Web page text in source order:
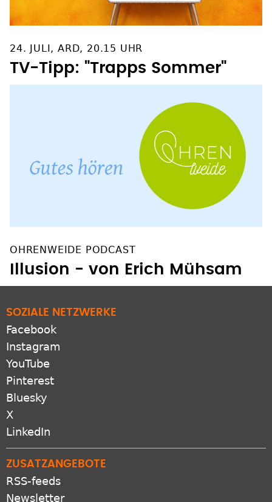
24. JULI, ARD, 20.15 UHR
TV-Tipp: "Trapps Sommer"
OHRENWEIDE PODCAST
Illusion - von Erich Mühsam
SOZIALE NETZWERKE
Facebook
Instagram
YouTube
Pinterest
Bluesky
X
LinkedIn
ZUSATZANGEBOTE
RSS-feeds
Newsletter